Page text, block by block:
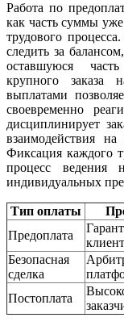
Работа по
как часть суммы
трудового
следить за
оставшуюся
крупного заказа
выплатами
своевременно
дисциплинирует
взаимодействия
Фиксация каждого
процесс ведения
индивидуальных
Тип оплаты
Предоплата
Безопасная
сделка
Постоплата